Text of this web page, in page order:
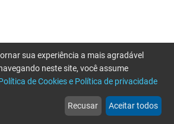
web
Notícias
more_horiz
Mais
sua experiência a mais agradável
neste site, você assume
de Cookies e Política de privacidade
Recusar Aceitar todos
por favor tente novamente